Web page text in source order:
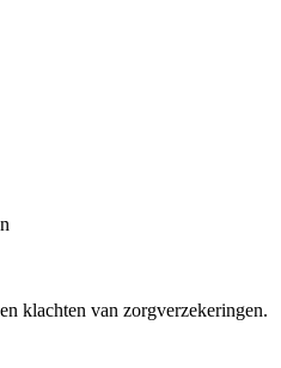
klachten van zorgverzekeringen.